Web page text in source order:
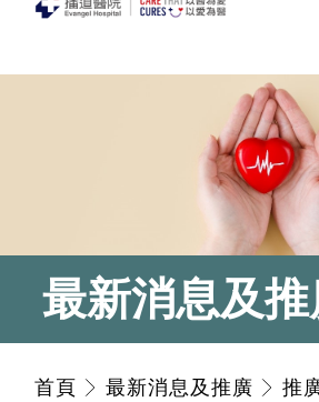
2025.9.23
2025.7.21
最新消息及
首頁 最新消息及推廣 推